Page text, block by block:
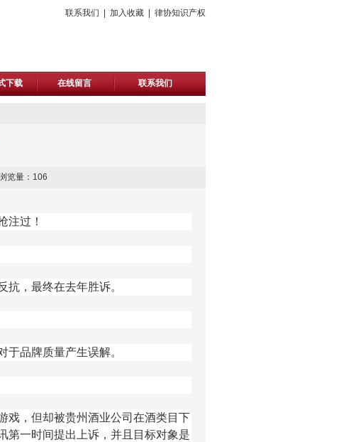
联系我们 加入收藏| 律协知识产权
下载 在线留言 联系我们
览量： 106
注过！
，最终在去年胜诉。
品牌质量产生误解。
戏，但却被贵州酒业公司在酒类目下
第一时间提出上诉，并且目标对象是